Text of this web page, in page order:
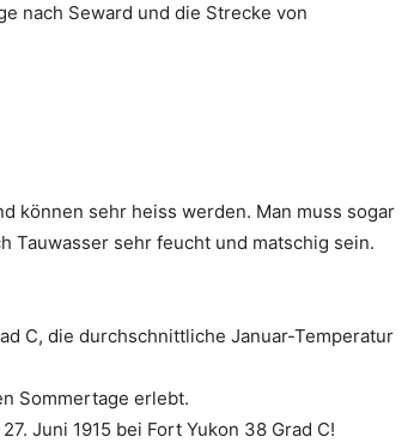
nach Seward und die Strecke von
können sehr heiss werden. Man muss sogar
Tauwasser sehr feucht und matschig sein.
C, die durchschnittliche Januar-Temperatur
Sommertage erlebt.
Juni 1915 bei Fort Yukon 38 Grad C!